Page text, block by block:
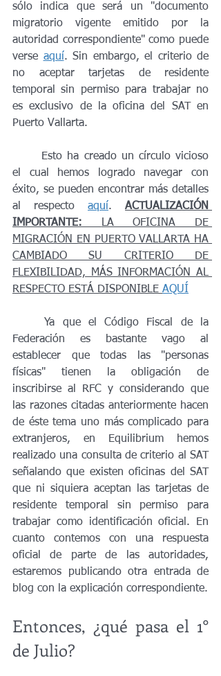
sólo indica que será un "documento
migratorio vigente emitido por la
autoridad correspondiente" como puede
verse aquí. Sin embargo, el criterio de
no aceptar tarjetas de residente
temporal sin permiso para trabajar no
es exclusivo de la oficina del SAT en
Puerto Vallarta.
el cual hemos logrado navegar con
éxito, se pueden encontrar más detalles
al respecto aquí. ACTUALIZACIÓN
IMPORTANTE:
LA OFICINA DE
MIGRACIÓN EN PUERTO VALLARTA HA
CAMBIADO SU CRITERIO DE
FLEXIBILIDAD, MÁS INFORMACIÓN AL
RESPECTO ESTÁ DISPONIBLE AQUÍ
Federación es bastante vago al
establecer que todas las "personas
físicas" tienen la obligación de
inscribirse al RFC y considerando que
las razones citadas anteriormente hacen
de éste tema uno más complicado para
extranjeros, en Equilibrium hemos
realizado una consulta de criterio al SAT
señalando que existen oficinas del SAT
que ni siquiera aceptan las tarjetas de
residente temporal sin permiso para
trabajar como identificación oficial. En
cuanto contemos con una respuesta
oficial de parte de las autoridades,
estaremos publicando otra entrada de
Entonces, ¿qué pasa el 1°
de Julio?